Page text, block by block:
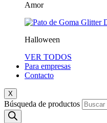
Amor
Halloween
VER TODOS
Para empresas
Contacto
X
Búsqueda de productos